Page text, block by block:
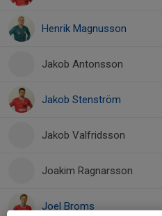
Henrik Magnusson
Jakob Antonsson
Jakob Stenström
Jakob Valfridsson
Joakim Ragnarsson
Joel Broms